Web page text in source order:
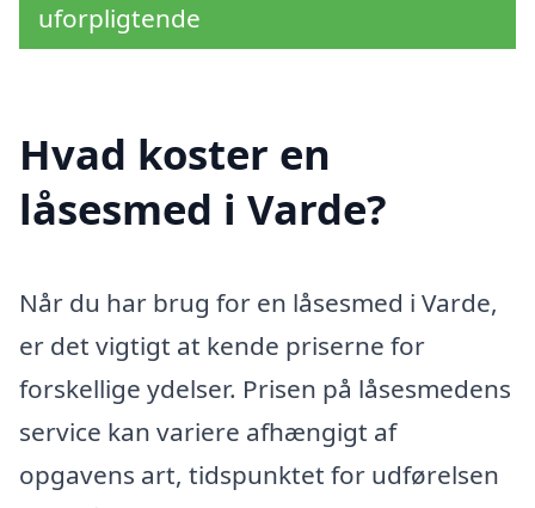
uforpligtende
Hvad koster en
låsesmed i Varde?
Når du har brug for en låsesmed i Varde,
er det vigtigt at kende priserne for
forskellige ydelser. Prisen på låsesmedens
service kan variere afhængigt af
opgavens art, tidspunktet for udførelsen